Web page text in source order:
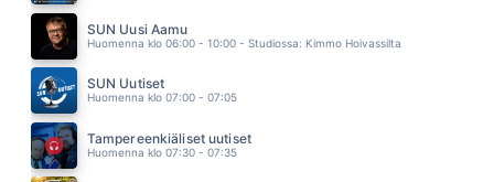
EPPU NORMAALI
14.55
SUN Uusi Aamu
Huomenna klo 06:00 - 10:00 - Studiossa: Kimmo Hoivassilta
SUN Uutiset
Huomenna klo 07:00 - 07:05
Tampereenkiäliset uutiset
Huomenna klo 07:30 - 07:35